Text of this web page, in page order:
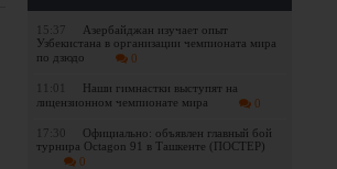
15:37
Азербайджан изучает опыт
Узбекистана в организации чемпионата мира
по дзюдо
0
11:01
Наши гимнастки выступят на
лицензионном чемпионате мира
0
17:30
Официально: объявлен главный бой
турнира Octagon 91 в Ташкенте (ПОСТЕР)
0